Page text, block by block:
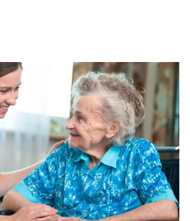
trabajan en diplomado para
creación y manejo de
estadísticas de turismo